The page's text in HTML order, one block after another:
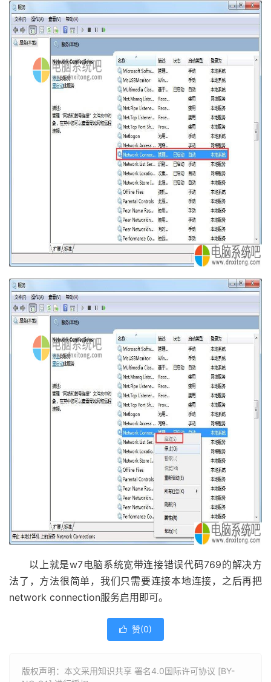
以上就是w7电脑系统宽带连接错误代码769的解决方
法了，方法很简单，我们只需要连接本地连接，之后再把
network connection服务启用即可。
 赞(0)
版权声明：本文采用知识共享 署名4.0国际许可协议 [BY-